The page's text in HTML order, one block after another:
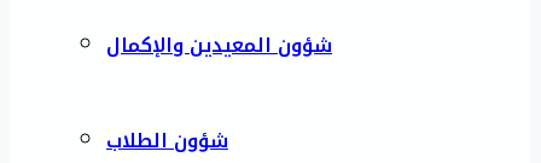
شؤون المعيدين والإكمال
شؤون الطلاب